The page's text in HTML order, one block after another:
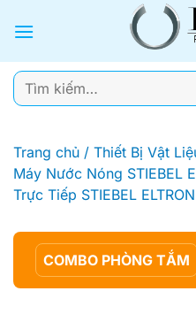
qua
dung
Tìm
kiếm:
Trang chủ / Thiết Bị Vật
Máy Nước Nóng STIEBEL
Trực Tiếp STIEBEL ELTRON
COMBO PHÒNG TẮM